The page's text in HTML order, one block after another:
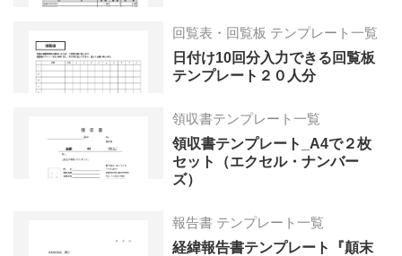
回覧表・回覧板 テンプレート一覧
日付け10回分入力できる回覧板
テンプレート２０人分
領収書テンプレート一覧
領収書テンプレート_A4で２枚
セット（エクセル・ナンバー
ズ）
報告書 テンプレート一覧
経緯報告書テンプレート『顛末